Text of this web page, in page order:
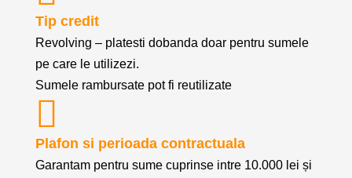
Tip credit
Revolving – platesti dobanda doar pentru sumele
pe care le utilizezi.
Sumele rambursate pot fi reutilizate
Plafon si perioada contractuala
Garantam pentru sume cuprinse intre 10.000 lei și